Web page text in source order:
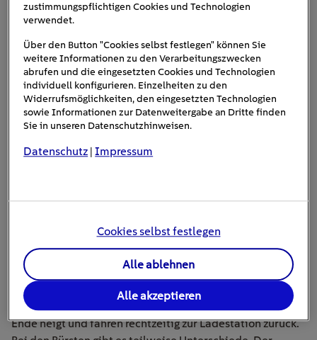
Mindestens einmal pro
Denn diesen mühsamen Job könnte ein Staubsaug-
verlassen, schalten Sie diesen einfach ein. Je nach Modell
kann bei dem Staubsauger die Zeit programmiert werden
in der er aktiv wird. Mittlerweile muss man sich auch um
das Laden der Akkus keine Gedanken mehr machen.
Viele Roboter erkennen selbst, wann der Akku sich dem
Ende neigt und fahren rechtzeitig zur Ladestation zurück.
zustimmungspflichtigen Cookies und Technologien
verwendet.
Über den Button "Cookies selbst festlegen" können Sie
weitere Informationen zu den Verarbeitungszwecken
abrufen und die eingesetzten Cookies und Technologien
individuell konfigurieren. Einzelheiten zu den
Widerrufsmöglichkeiten, den eingesetzten Technologien
sowie Informationen zur Datenweitergabe an Dritte finden
Sie in unseren Datenschutzhinweisen.
Datenschutz |Impressum
Cookies selbst festlegen
Alle ablehnen
Alle akzeptieren